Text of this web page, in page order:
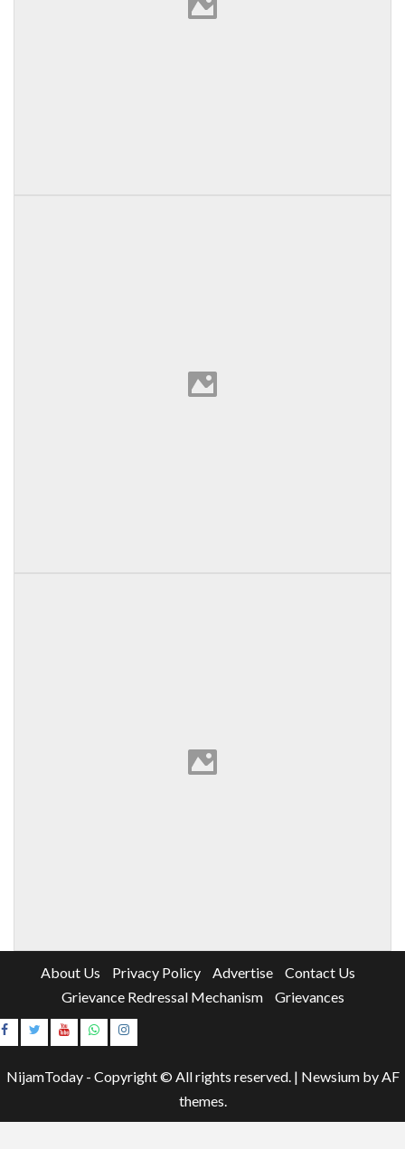
About Us Privacy Policy Advertise
Contact Us
Grievance Redressal Mechanism
Grievances
Instagram
NijamToday - Copyright © All rights reserved. | Newsiumby AF
themes.